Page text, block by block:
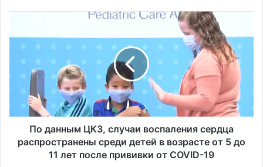
Исследование показало, что в Портленде
самый высокий уровень угона
автомобилей на душу населения в США
Ц
По данным ЦКЗ, cлучаи воспаления сердца
распространены среди детей в возрасте от 5 до
11 лет после прививки от COVID-19